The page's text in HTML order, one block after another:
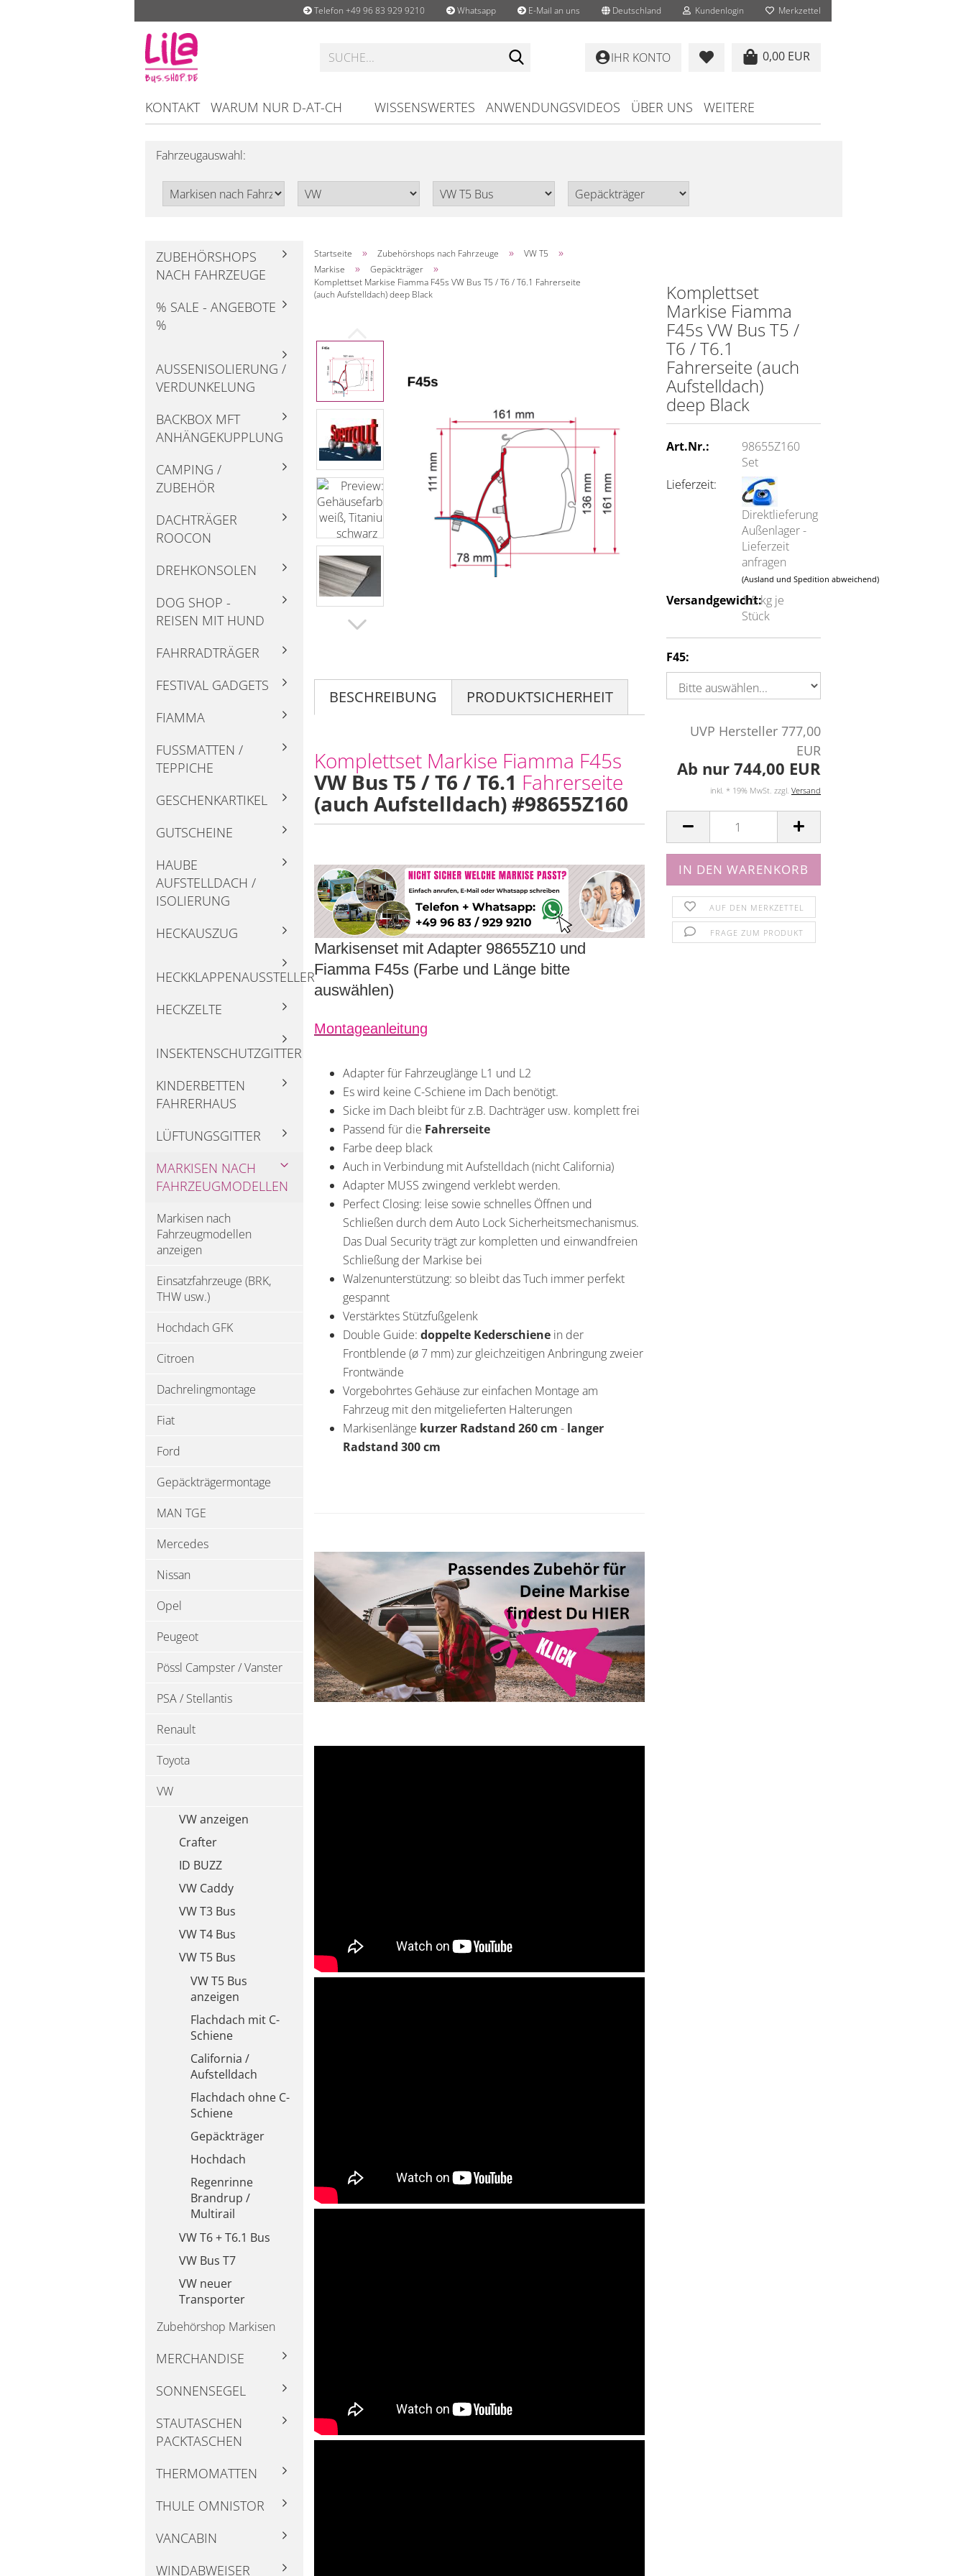
Telefon +49 96 83 929 9210 Whatsapp E-Mail an uns Deutschland Kundenlogin Merkzettel
0,00 EUR
IHR KONTO
KONTAKT WARUM NUR D-AT-CH WISSENSWERTES ANWENDUNGSVIDEOS ÜBER UNS WEITERE
Fahrzeugauswahl:
Startseite » Zubehörshops nach Fahrzeuge » VW T5 »
Markise » Gepäckträger »
Komplettset Markise Fiamma F45s VW Bus T5 / T6 / T6.1 Fahrerseite
(auch Aufstelldach) deep Black
Komplettset
Markise Fiamma
F45s VW Bus T5 /
T6 / T6.1
Fahrerseite (auch
Aufstelldach)
deep Black
Art.Nr.:
98655Z160
Set
Lieferzeit:
Direktlieferung
Außenlager -
Lieferzeit
anfragen
(Ausland und Spedition abweichend)
Versandgewicht:
1.5kg je
Stück
F45:
UVP Hersteller 777,00
EUR
Ab nur 744,00 EUR
inkl. * 19% MwSt. zzgl. Versand
AUF DEN MERKZETTEL
FRAGE ZUM PRODUKT
BESCHREIBUNG PRODUKTSICHERHEIT
Komplettset Markise Fiamma F45s
VW Bus T5 / T6 / T6.1 Fahrerseite
(auch Aufstelldach) #98655Z160
Markisenset mit Adapter 98655Z10 und
Fiamma F45s (Farbe und Länge bitte
auswählen)
Montageanleitung
Adapter für Fahrzeuglänge L1 und L2
Es wird keine C-Schiene im Dach benötigt.
Sicke im Dach bleibt für z.B. Dachträger usw. komplett frei
Passend für die Fahrerseite
Farbe deep black
Auch in Verbindung mit Aufstelldach (nicht California)
Adapter MUSS zwingend verklebt werden.
Perfect Closing: leise sowie schnelles Öffnen und
Schließen durch dem Auto Lock Sicherheitsmechanismus.
Das Dual Security trägt zur kompletten und einwandfreien
Schließung der Markise bei
Walzenunterstützung: so bleibt das Tuch immer perfekt
gespannt
Verstärktes Stützfußgelenk
Double Guide: doppelte Kederschiene in der
Frontblende (ø 7 mm) zur gleichzeitigen Anbringung zweier
Frontwände
Vorgebohrtes Gehäuse zur einfachen Montage am
Fahrzeug mit den mitgelieferten Halterungen
Markisenlänge kurzer Radstand 260 cm - langer
Radstand 300 cm
ZUBEHÖRSHOPS
NACH FAHRZEUGE
% SALE - ANGEBOTE
%
AUSSENISOLIERUNG / V
ERDUNKELUNG
BACKBOX MFT
ANHÄNGEKUPPLUNG
CAMPING /
ZUBEHÖR
DACHTRÄGER
ROOCON
DREHKONSOLEN
DOG SHOP -
REISEN MIT HUND
FAHRRADTRÄGER
FESTIVAL GADGETS
FIAMMA
FUSSMATTEN / T
EPPICHE
GESCHENKARTIKEL
GUTSCHEINE
HAUBE
AUFSTELLDACH /
ISOLIERUNG
HECKAUSZUG
HECKKLAPPENAUSSTELLER
HECKZELTE
INSEKTENSCHUTZGITTER
KINDERBETTEN
FAHRERHAUS
LÜFTUNGSGITTER
MARKISEN NACH
FAHRZEUGMODELLEN
Markisen nach
Fahrzeugmodellen
anzeigen
Einsatzfahrzeuge (BRK,
THW usw.)
Hochdach GFK
Citroen
Dachrelingmontage
Fiat
Ford
Gepäckträgermontage
MAN TGE
Mercedes
Nissan
Opel
Peugeot
Pössl Campster / Vanster
PSA / Stellantis
Renault
Toyota
VW
VW anzeigen
Crafter
ID BUZZ
VW Caddy
VW T3 Bus
VW T4 Bus
VW T5 Bus
VW T5 Bus
anzeigen
Flachdach mit C-
Schiene
California /
Aufstelldach
Flachdach ohne C-
Schiene
Gepäckträger
Hochdach
Regenrinne
Brandrup /
Multirail
VW T6 + T6.1 Bus
VW Bus T7
VW neuer
Transporter
Zubehörshop Markisen
MERCHANDISE
SONNENSEGEL
STAUTASCHEN
PACKTASCHEN
THERMOMATTEN
THULE OMNISTOR
VANCABIN
WINDABWEISER